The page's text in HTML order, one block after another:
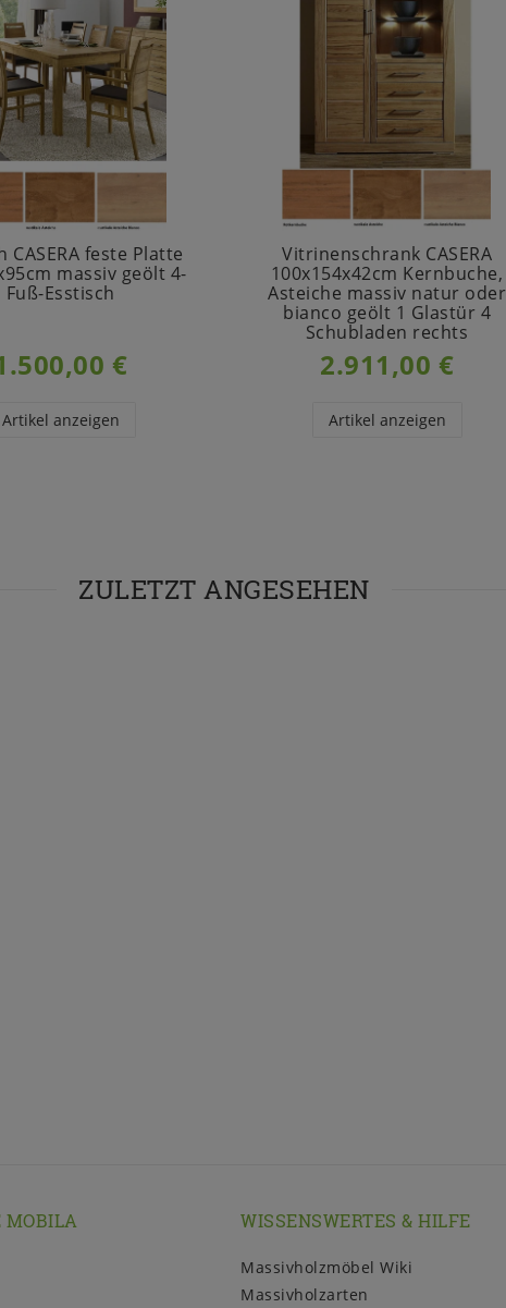
CASERA feste Platte
massiv geölt 4-
Fuß-Esstisch
€
Artikel anzeigen
Vitrinenschrank CASERA
100x154x42cm Kernbuche,
Asteiche massiv natur oder
bianco geölt 1 Glastür 4
Schubladen rechts
2.911,00 €
Artikel anzeigen
ZULETZT ANGESEHEN
MOBILA WISSENSWERTES & HILFE
Massivholzmöbel Wiki
Massivholzarten